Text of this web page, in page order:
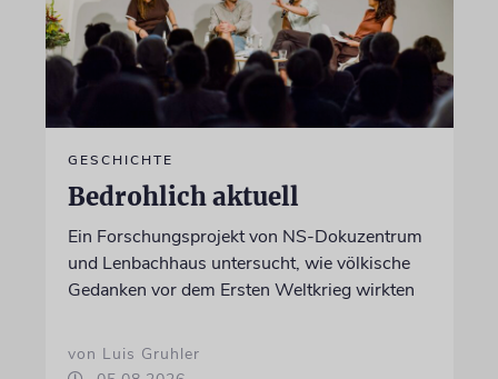
GESCHICHTE
Bedrohlich aktuell
Ein Forschungsprojekt von NS-Dokuzentrum
und Lenbachhaus untersucht, wie völkische
Gedanken vor dem Ersten Weltkrieg wirkten
von Luis Gruhler